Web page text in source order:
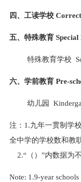
四、工读学校
五、特殊教育 Special
特殊教育学校
六、学前教育 Pre-
幼儿园
注： 1.九年一贯制学
全中学的学校数和教
2.“（）”内数据为
Note: 1.9-year